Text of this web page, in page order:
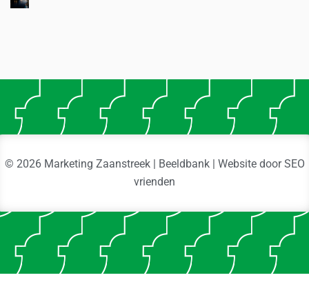
© 2026 Marketing Zaanstreek | Beeldbank | Website doorSEO
vrienden